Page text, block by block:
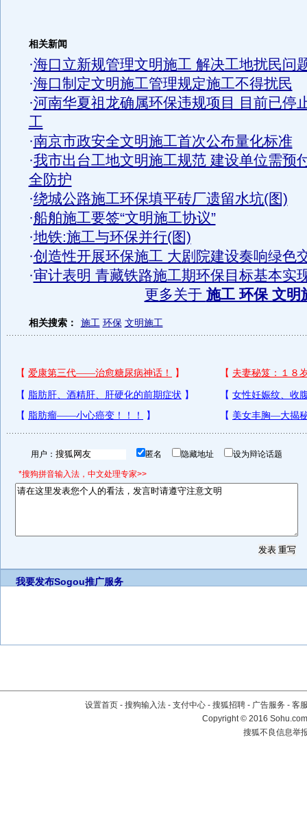
相关新闻
·海口立新规管理文明施工 解决工地扰民问
·海口制定文明施工管理规定施工不得扰民
·河南华夏祖龙确属环保违规项目 目前已停
工
·南京市政安全文明施工首次公布量化标准
·我市出台工地文明施工规范 建设单位需预
全防护
·绕城公路施工环保填平砖厂遗留水坑(图)
·船舶施工要签“文明施工协议”
·地铁:施工与环保并行(图)
·创造性开展环保施工 大剧院建设奏响绿色
·审计表明 青藏铁路施工期环保目标基本实
更多关于 施工 环保 文明
相关搜索： 施工 环保 文明施工
用户： 匿名 隐藏地址 设为辩论话题
*搜狗拼音输入法，中文处理专家>>
我要发布Sogou推广服务
设置首页 - 搜狗输入法 - 支付中心 - 搜狐招聘 - 广告服务 - 客
Copyright©2016
搜狐不良信息举